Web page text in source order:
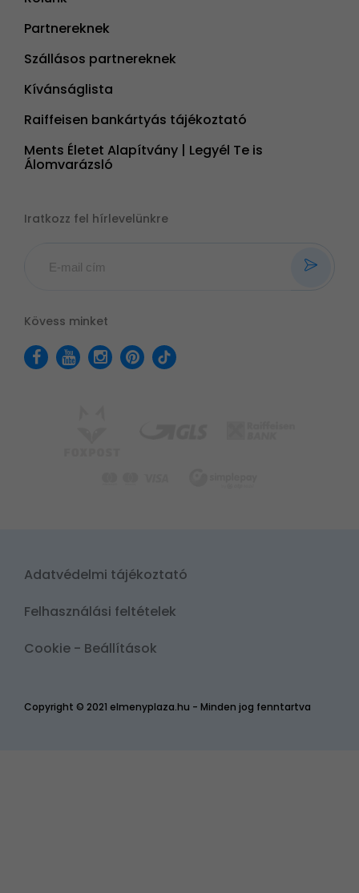
Partnereknek
Szállásos partnereknek
Kívánságlista
Raiffeisen bankártyás tájékoztató
Ments Életet Alapítvány | Legyél Te is
Álomvarázsló
Iratkozz fel hírlevelünkre
Kövess minket
Copyright © 2021 elmenyplaza.hu - Minden jog fenntartva
Adatvédelmi tájékoztató
Felhasználási feltételek
Cookie - Beállítások